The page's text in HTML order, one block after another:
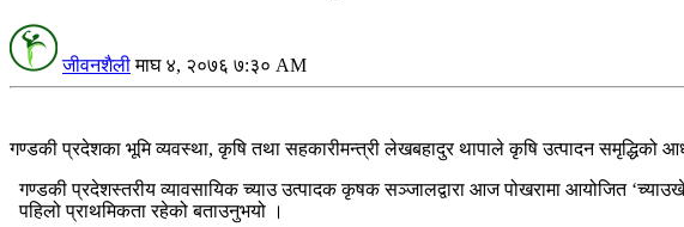
जीवनशैली माघ ४, २०७६ ७:३० AM
गण्डकी प्रदेशका भूमि व्यवस्था, कृषि तथा सहकारीमन्त्री लेखबहादुर थापाले कृषि उत्पादन समृद्धिको
गण्डकी प्रदेशस्तरीय व्यावसायिक च्याउ उत्पादक कृषक सञ्जालद्वारा आज पोखरामा आयोजित
पहिलो प्राथमिकता रहेको बताउनुभयो ।